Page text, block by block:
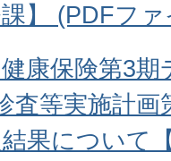
】 (PDFフ
康保険第3
査等実施計
果について